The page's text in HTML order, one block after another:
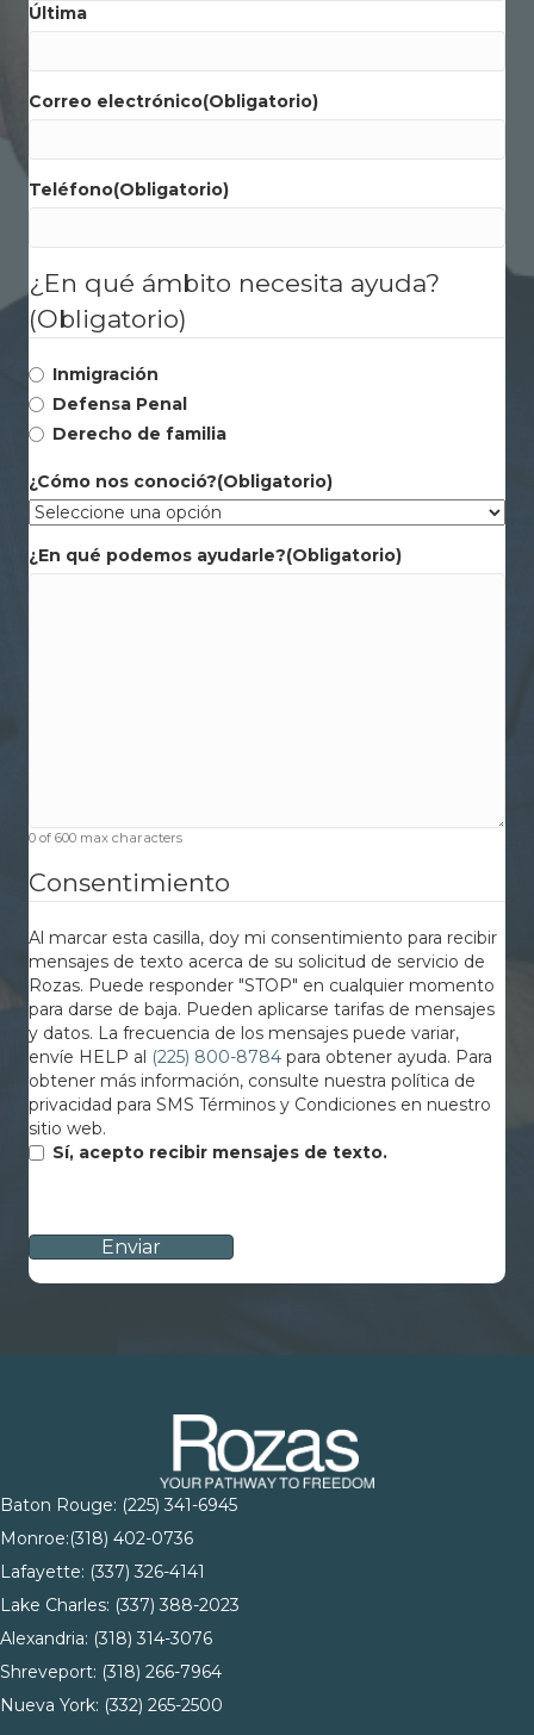
Última
Correo electrónico(Obligatorio)
Teléfono(Obligatorio)
¿En qué ámbito necesita ayuda?
(Obligatorio)
Inmigración
Defensa Penal
Derecho de familia
¿Cómo nos conoció?(Obligatorio)
¿En qué podemos ayudarle?(Obligatorio)
0 of 600 max characters
Consentimiento
Al marcar esta casilla, doy mi consentimiento para recibir
mensajes de texto acerca de su solicitud de servicio de
Rozas. Puede responder "STOP" en cualquier momento
para darse de baja. Pueden aplicarse tarifas de mensajes
y datos. La frecuencia de los mensajes puede variar,
envíe HELP al (225) 800-8784 para obtener ayuda. Para
obtener más información, consulte nuestra política de
privacidad para SMS Términos y Condiciones en nuestro
sitio web.
Sí, acepto recibir mensajes de texto.
Baton Rouge: (225) 341-6945
Monroe:(318) 402-0736
Lafayette: (337) 326-4141
Lake Charles: (337) 388-2023
Alexandria: (318) 314-3076
Shreveport: (318) 266-7964
Nueva York: (332) 265-2500